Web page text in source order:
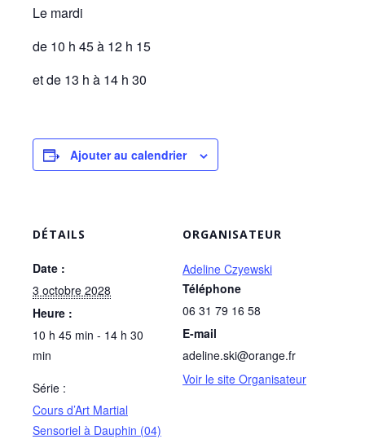
Le mardi
de 10 h 45 à 12 h 15
et de 13 h à 14 h 30
Ajouter au calendrier
DÉTAILS
Date :
3 octobre 2028
Heure :
10 h 45 min - 14 h 30
min
Série :
Cours d’Art Martial
Sensoriel à Dauphin (04)
ORGANISATEUR
Adeline Czyewski
Téléphone
06 31 79 16 58
E-mail
adeline.ski@orange.fr
Voir le site Organisateur